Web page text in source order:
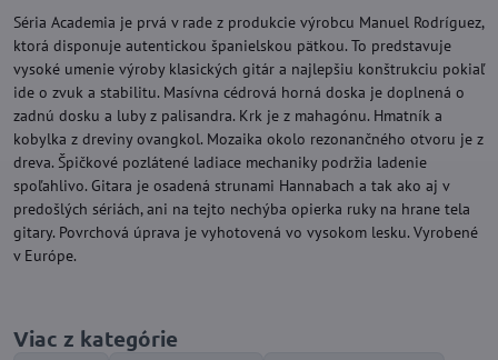
Séria Academia je prvá v rade z produkcie výrobcu Manuel Rodríguez,
ktorá disponuje autentickou španielskou pätkou. To predstavuje
vysoké umenie výroby klasických gitár a najlepšiu konštrukciu pokiaľ
ide o zvuk a stabilitu. Masívna cédrová horná doska je doplnená o
zadnú dosku a luby z palisandra. Krk je z mahagónu. Hmatník a
kobylka z dreviny ovangkol. Mozaika okolo rezonančného otvoru je z
dreva. Špičkové pozlátené ladiace mechaniky podržia ladenie
spoľahlivo. Gitara je osadená strunami Hannabach a tak ako aj v
predošlých sériách, ani na tejto nechýba opierka ruky na hrane tela
gitary. Povrchová úprava je vyhotovená vo vysokom lesku. Vyrobené
v Európe.
Viac z kategórie